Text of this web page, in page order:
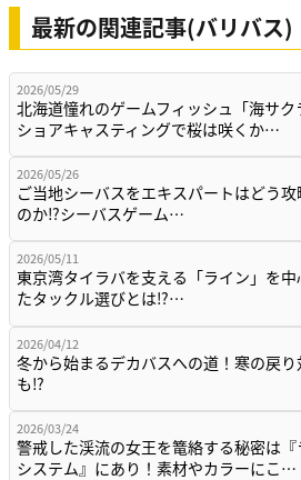
最新の関連記事(バリバス)
2026/05/29
北海道憧れのゲームフィッシュ「海サク
ショアキャスティングで桜は咲くか…
2026/05/26
ご当地シーバスをエキスパートはどう攻
のか⁉シーバスゲーム…
2026/05/11
東京湾タイラバを支える「ライン」を中
たタックル選びとは⁉…
2026/04/12
冬から始まるデカバスへの道！寒の戻り
も⁉
2026/03/24
警戒した渓流の女王を篭絡する秘密は『
システム』にあり！素材やカラーにこ…